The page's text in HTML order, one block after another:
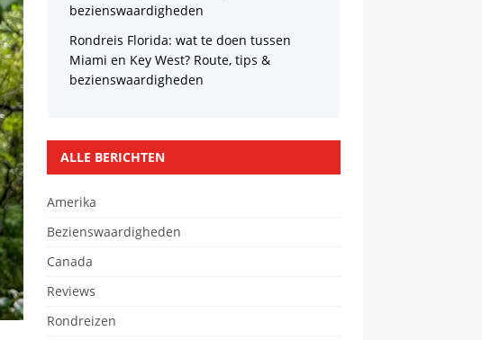
bezienswaardigheden
Rondreis Florida: wat te doen tussen
Miami en Key West? Route, tips &
bezienswaardigheden
ALLE BERICHTEN
Amerika
Bezienswaardigheden
Canada
Reviews
Rondreizen